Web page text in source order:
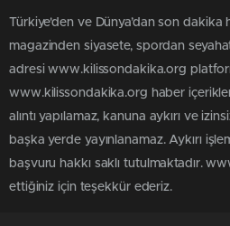
Türkiye'den ve Dünya’dan son dakika
magazinden siyasete, spordan
adresi www.kilissondakika.org
www.kilissondakika.org haber
alıntı yapılamaz, kanuna aykırı ve
başka yerde yayınlanamaz. Aykırı
başvuru hakkı saklı tutulmaktadır.
ettiğiniz için teşekkür ederiz.